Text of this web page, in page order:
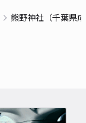
熊野神社（千葉県